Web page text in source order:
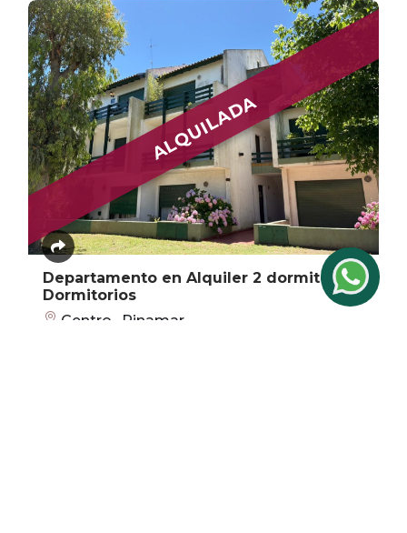
ALQUILADA
Departamento en Alquiler 2 dormitorios
Dormitorios
Centro , Pinamar